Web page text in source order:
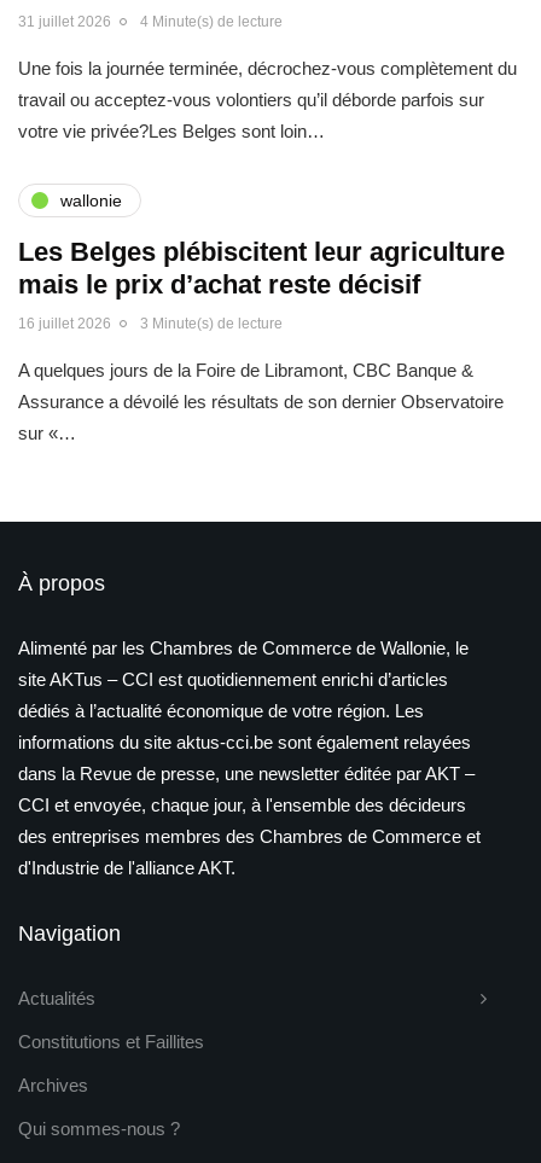
31 juillet 2026 4 Minute(s) de lecture
Une fois la journée terminée, décrochez-vous complètement du
travail ou acceptez-vous volontiers qu’il déborde parfois sur
votre vie privée?Les Belges sont loin…
wallonie
Les Belges plébiscitent leur agriculture
mais le prix d’achat reste décisif
16 juillet 2026 3 Minute(s) de lecture
A quelques jours de la Foire de Libramont, CBC Banque &
Assurance a dévoilé les résultats de son dernier Observatoire
sur «…
À propos
Alimenté par les Chambres de Commerce de Wallonie, le
site AKTus – CCI est quotidiennement enrichi d’articles
dédiés à l’actualité économique de votre région. Les
informations du site aktus-cci.be sont également relayées
dans la Revue de presse, une newsletter éditée par AKT –
CCI et envoyée, chaque jour, à l'ensemble des décideurs
des entreprises membres des Chambres de Commerce et
d'Industrie de l'alliance AKT.
Navigation
Actualités
Constitutions et Faillites
Archives
Qui sommes-nous ?